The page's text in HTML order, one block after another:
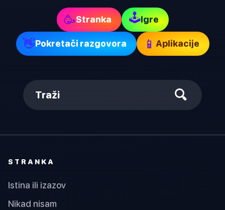
🥳Stranka 🕹Igre
👋Pokretači razgovora 📱 Aplikacije
Traži
STRANKA
Istina ili izazov
Nikad nisam